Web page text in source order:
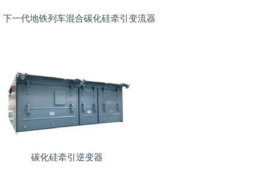
下一代地铁列车混合碳化硅牵引变流器
碳化硅牵引逆变器